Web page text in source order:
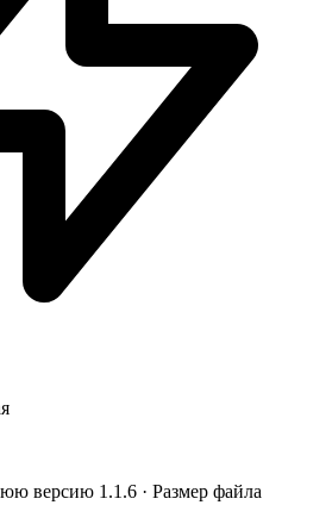
версию 1.1.6 · Размер файла